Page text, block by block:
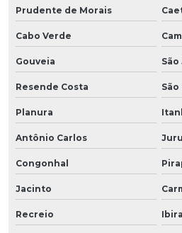
Prudente de Morais
Cabo Verde
Gouveia
Resende Costa
Planura
Antônio Carlos
Congonhal
Jacinto
Recreio